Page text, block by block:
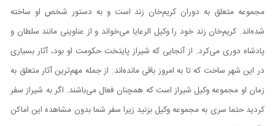
مجموعه متعلق به دوران کریم‌خان زند است و به دستور شخص او ساخته
شده‌اند. کریم‌خان زند خود را وکیل الرعایا می‌خواند و از عناوینی مانند سلطان و
پادشاه دوری می‌کرد. از آنجایی که شیراز پایتخت حکومت او بود، آثار بسیاری
در این شهر ساخت که تا به امروز باقی مانده‌اند. از جمله مهم‌ترین آثار متعلق به
زمان او مجموعه وکیل شیراز است که همچنان فعال می‌باشند. اگر به شیراز سفر
کردید حتما سری به مجموعه وکیل بزنید زیرا سفر شما بدون مشاهده این اماکن